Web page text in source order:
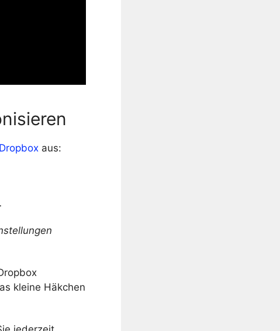
Dropbox aus:
kleine Häkchen